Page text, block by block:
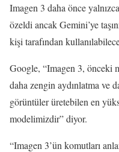
Imagen 3 daha önce
özeldi ancak Gemini’ye
kişi tarafından
Google, “Imagen 3, önceki
daha zengin aydınlatma ve
görüntüler üretebilen en
modelimizdir” diyor.
“Imagen 3’ün komutları